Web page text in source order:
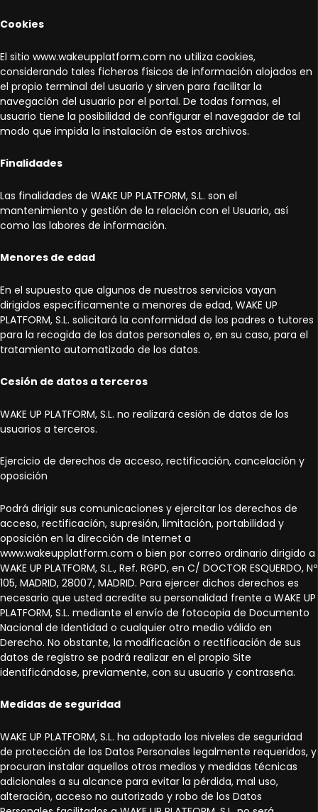
Cookies
El sitio www.wakeupplatform.com no utiliza cookies,
considerando tales ficheros físicos de información alojados en
el propio terminal del usuario y sirven para facilitar la
navegación del usuario por el portal. De todas formas, el
usuario tiene la posibilidad de configurar el navegador de tal
modo que impida la instalación de estos archivos.
Finalidades
Las finalidades de WAKE UP PLATFORM, S.L. son el
mantenimiento y gestión de la relación con el Usuario, así
como las labores de información.
Menores de edad
En el supuesto que algunos de nuestros servicios vayan
dirigidos específicamente a menores de edad, WAKE UP
PLATFORM, S.L. solicitará la conformidad de los padres o tutores
para la recogida de los datos personales o, en su caso, para el
tratamiento automatizado de los datos.
Cesión de datos a terceros
WAKE UP PLATFORM, S.L. no realizará cesión de datos de los
usuarios a terceros.
Ejercicio de derechos de acceso, rectificación, cancelación y
oposición
Podrá dirigir sus comunicaciones y ejercitar los derechos de
acceso, rectificación, supresión, limitación, portabilidad y
oposición en la dirección de Internet a
www.wakeupplatform.com o bien por correo ordinario dirigido a
WAKE UP PLATFORM, S.L., Ref. RGPD, en C/ DOCTOR ESQUERDO, Nº
105, MADRID, 28007, MADRID. Para ejercer dichos derechos es
necesario que usted acredite su personalidad frente a WAKE UP
PLATFORM, S.L. mediante el envío de fotocopia de Documento
Nacional de Identidad o cualquier otro medio válido en
Derecho. No obstante, la modificación o rectificación de sus
datos de registro se podrá realizar en el propio Site
identificándose, previamente, con su usuario y contraseña.
Medidas de seguridad
WAKE UP PLATFORM, S.L. ha adoptado los niveles de seguridad
de protección de los Datos Personales legalmente requeridos, y
procuran instalar aquellos otros medios y medidas técnicas
adicionales a su alcance para evitar la pérdida, mal uso,
alteración, acceso no autorizado y robo de los Datos